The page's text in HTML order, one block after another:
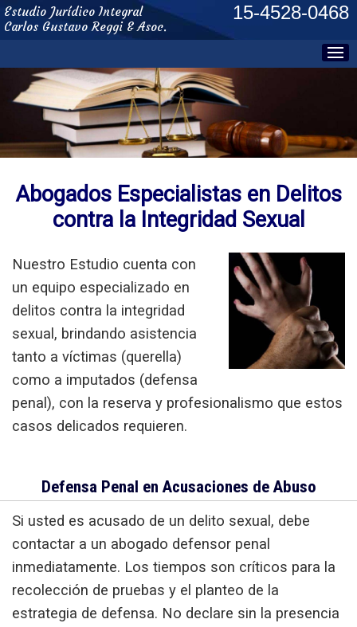
Estudio Jurídico Integral
Carlos Gustavo Reggi & Asoc.
15-4528-0468
Abogados Especialistas en Delitos
contra la Integridad Sexual
Nuestro Estudio cuenta con
un equipo especializado en
delitos contra la integridad
sexual , brindando asistencia
tanto a víctimas (querella)
como a imputados (defensa
penal), con la reserva y profesionalismo que estos
casos delicados requieren.
Defensa Penal en Acusaciones de Abuso
Si usted es acusado de un delito sexual, debe
contactar a un abogado defensor penal
inmediatamente. Los tiempos son críticos para la
recolección de pruebas y el planteo de la
estrategia de defensa. No declare sin la presencia